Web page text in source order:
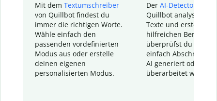
Mit dem Textumschreiber
von Quillbot findest du
immer die richtigen Worte.
Wähle einfach den
passenden vordefinierten
Modus aus oder erstelle
deinen eigenen
personalisierten Modus.
Der AI-Detector
Quillbot analysiert
Texte und erstellt
hilfreichen Bericht.
überprüfst du
einfach Abschnitte,
AI generiert oder
überarbeitet wurden.